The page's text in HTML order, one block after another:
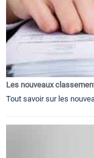
Les nouveaux
Tout savoir sur les